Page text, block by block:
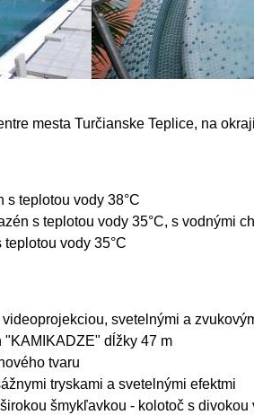
mesta Turčianske Teplice, na
teplotou vody 38°C
s teplotou vody 35°C, s vodnými
vody 35°C
svetelnými a
"KAMIKADZE" dĺžky 47 m
tvaru
tryskami a svetelnými efektmi
šmykľavkou - kolotoč s